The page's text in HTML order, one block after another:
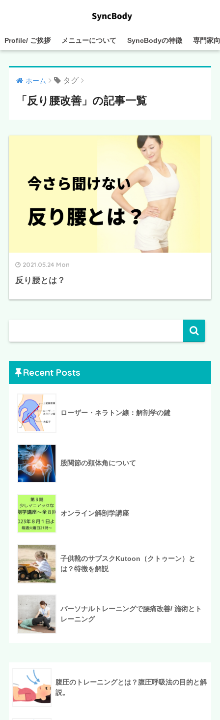
Profile/ ご挨拶 メニューについて SyncBodyの特徴 専門家
ホーム タグ
「反り腰改善」の記事一覧
2021.05.24 Mon
反り腰とは？
Recent Posts
ローザー・ネラトン線：解剖学の鍵
股関節の頚体角について
オンライン解剖学講座
子供靴のサブスクKutoon（クトゥーン）と
は？特徴を解説
パーソナルトレーニングで腰痛改善/ 施術とト
レーニング
腹圧のトレーニングとは？腹圧呼吸法の目的と解
説。